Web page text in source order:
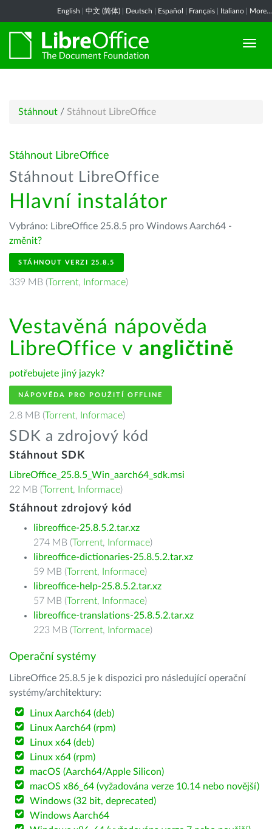
English 中文 (简体) Deutsch Español Français Italiano More...
Stáhnout / Stáhnout LibreOffice
Stáhnout LibreOffice
Stáhnout LibreOffice
Hlavní instalátor
Vybráno: LibreOffice 25.8.5 pro Windows Aarch64 -
změnit?
STÁHNOUT VERZI 25.8.5
339 MB (Torrent, Informace)
Vestavěná nápověda
LibreOffice v angličtině
potřebujete jiný jazyk?
NÁPOVĚDA PRO POUŽITÍ OFFLINE
2.8 MB (Torrent, Informace)
SDK a zdrojový kód
Stáhnout SDK
LibreOffice_25.8.5_Win_aarch64_sdk.msi
22 MB (Torrent, Informace)
Stáhnout zdrojový kód
libreoffice-25.8.5.2.tar.xz
274 MB (Torrent, Informace)
libreoffice-dictionaries-25.8.5.2.tar.xz
59 MB (Torrent, Informace)
libreoffice-help-25.8.5.2.tar.xz
57 MB (Torrent, Informace)
libreoffice-translations-25.8.5.2.tar.xz
223 MB (Torrent, Informace)
Operační systémy
LibreOffice 25.8.5 je k dispozici pro následující operační
systémy/architektury:
Linux Aarch64 (deb)
Linux Aarch64 (rpm)
Linux x64 (deb)
Linux x64 (rpm)
macOS (Aarch64/Apple Silicon)
macOS x86_64 (vyžadována verze 10.14 nebo novější)
Windows (32 bit, deprecated)
Windows Aarch64